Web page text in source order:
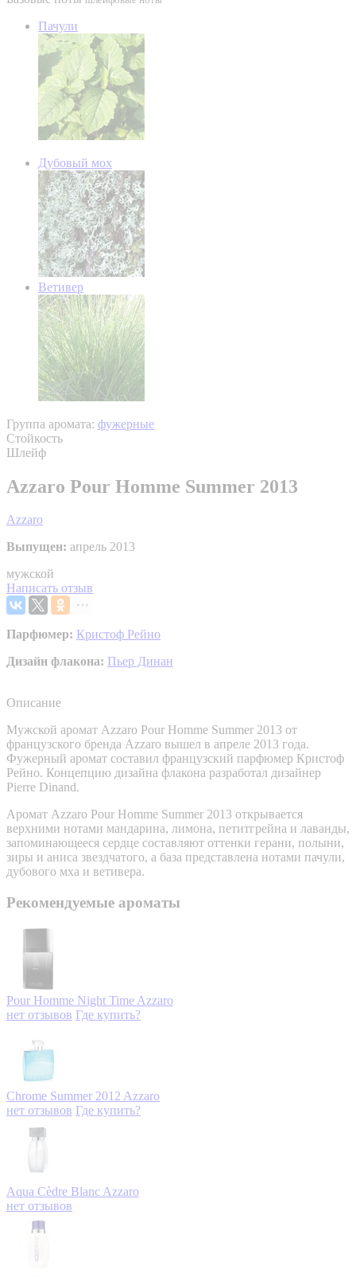
Пачули
Дубовый мох
Ветивер
Группа аромата: фужерные
Стойкость
Шлейф
Azzaro Pour Homme Summer 2013
Azzaro
Выпущен: апрель 2013
мужской
Написать отзыв
Парфюмер: Кристоф Рейно
Дизайн флакона: Пьер Динан
Описание
Мужской аромат Azzaro Pour Homme Summer 2013 от
французского бренда Azzaro вышел в апреле 2013 года.
Фужерный аромат составил французский парфюмер Кристоф
Рейно. Концепцию дизайна флакона разработал дизайнер
Pierre Dinand.
Аромат Azzaro Pour Homme Summer 2013 открывается
верхними нотами мандарина, лимона, петитгрейна и лаванды,
запоминающееся сердце составляют оттенки герани, полыни,
зиры и аниса звездчатого, а база представлена нотами пачули,
дубового мха и ветивера.
Рекомендуемые ароматы
Pour Homme Night Time Azzaro
нет отзывов Где купить?
Chrome Summer 2012 Azzaro
нет отзывов Где купить?
Aqua Cèdre Blanc Azzaro
нет отзывов